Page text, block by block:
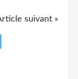
suivant »